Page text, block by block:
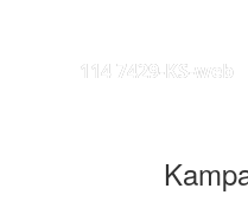
114 7429-KS-web